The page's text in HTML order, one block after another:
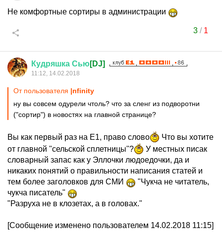
Не комфортные сортиры в администрации
3/ 1
Кудряшка Сью [DJ]
11:12, 14.02.2018
От пользователя |nfinity
ну вы совсем одурели чтоль? что за сленг из подворотни
("сортир") в новостях на главной странице?
Вы как первый раз на Е1, право слово
Что вы хотите
от главной "сельской сплетницы"?
У местных писак
словарный запас как у Эллочки людоедочки, да и
никаких понятий о правильности написания статей и
тем более заголовков для СМИ
"Чукча не читатель,
чукча писатель"
"Разруха не в клозетах, а в головах."
[Сообщение изменено пользователем 14.02.2018 11:15]